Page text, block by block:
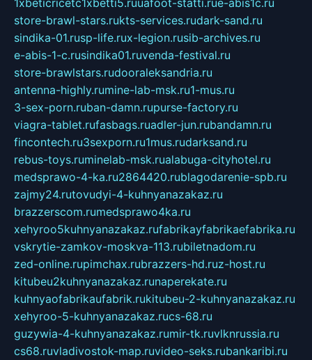
store-brawl-stars.rukts-services.rudark-sand.ru
sindika-01.rusp-life.rux-legion.rusib-archives.ru
e-abis-1-c.rusindika01.ruvenda-festival.ru
store-brawlstars.rudooraleksandria.ru
antenna-highly.rumine-lab-msk.ru1-mus.ru
3-sex-porn.ruban-damn.rupurse-factory.ru
viagra-tablet.rufasbags.ruadler-jun.rubandamn.ru
fincontech.ru3sexporn.ru1mus.rudarksand.ru
rebus-toys.ruminelab-msk.rualabuga-cityhotel.ru
medsprawo-4-ka.ru2864420.rublagodarenie-spb.ru
zajmy24.rutovudyi-4-kuhnyanazakaz.ru
brazzerscom.rumedsprawo4ka.ru
xehyroo5kuhnyanazakaz.rufabrikayfabrikaefabrika.ru
vskrytie-zamkov-moskva-113.rubiletnadom.ru
zed-online.rupimchax.rubrazzers-hd.ruz-host.ru
kitubeu2kuhnyanazakaz.runaperekate.ru
kuhnyaofabrikaufabrik.rukitubeu-2-kuhnyanazakaz.ru
xehyroo-5-kuhnyanazakaz.rucs-68.ru
guzywia-4-kuhnyanazakaz.rumir-tk.ruvlknrussia.ru
cs68.ruvladivostok-map.ruvideo-seks.rubankaribi.ru